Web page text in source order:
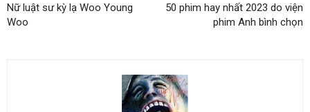
Nữ luật sư kỳ lạ Woo Young
Woo
50 phim hay nhất 2023 do viện
phim Anh bình chọn